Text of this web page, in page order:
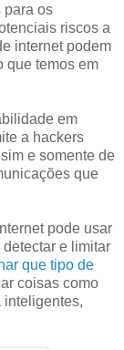
para os
riscos a
internet podem
que temos em
em
a hackers
e somente de
que
pode usar
e limitar
que tipo de
coisas como
inteligentes,